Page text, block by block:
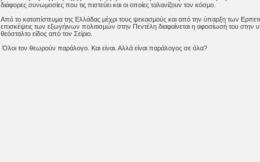
διάφορες συνωμοσίες που τις πιστεύει και οι οποίες ταλανίζουν τον κόσμο.
Από το καταπίστευμα της Ελλάδας μέχρι τους ψεκασμούς και από την ύπαρξη των
επισκέψεις των εξωγήινων πολιτισμών στην Πεντέλη διαφαίνεται η αφοσίωσή του
θεόσταλτο είδος από τον Σείριο.
Όλοι τον θεωρούν παράλογο. Και είναι. Αλλά είναι παράλογος σε όλα?